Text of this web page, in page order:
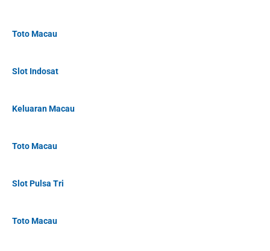
Toto Macau
Slot Indosat
Keluaran Macau
Toto Macau
Slot Pulsa Tri
Toto Macau